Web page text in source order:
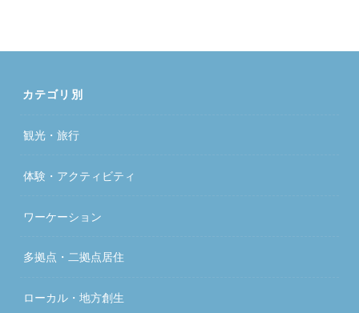
カテゴリ別
観光・旅行
体験・アクティビティ
ワーケーション
多拠点・二拠点居住
ローカル・地方創生